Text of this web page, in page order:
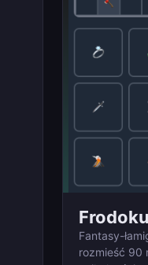
Frodoku
Fantasy-
rozmieść 90